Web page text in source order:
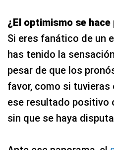
¿El optimismo se
Si eres fanático de un
has tenido la
pesar de que los
favor, como si
ese resultado positivo
sin que se haya